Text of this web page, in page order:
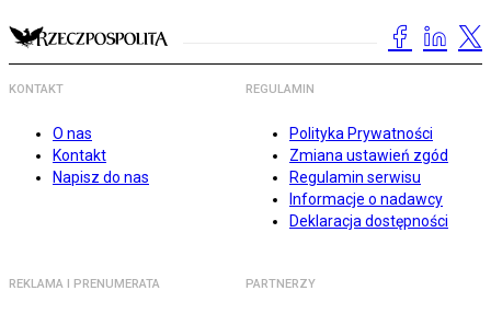
KONTAKT
O nas
Kontakt
Napisz do nas
REGULAMIN
Polityka Prywatności
Zmiana ustawień zgód
Regulamin serwisu
Informacje o nadawcy
Deklaracja dostępności
REKLAMA I PRENUMERATA PARTNERZY